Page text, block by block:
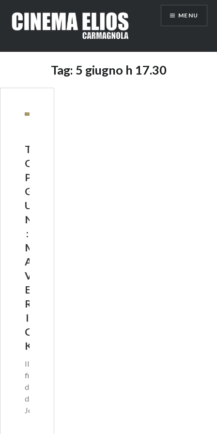
contenuto
MENU
Tag: 5 giugno h 17.30
T
O
P
G
U
N
:
M
A
V
E
R
I
C
K
Il
film
diretto
da
Josep…